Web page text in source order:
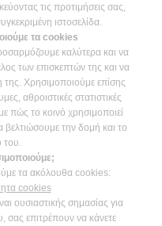
τις προτιμήσεις σας,
ιστοσελίδα.
τα cookies
καλύτερα και να
των επισκεπτών της και να
Χρησιμοποιούμε επίσης
αθροιστικές στατιστικές
πώς το κοινό χρησιμοποιεί
την δομή και το
του.
τα ακόλουθα cookies:
cookies
ουσιαστικής σημασίας για
σας επιτρέπουν να κάνετε